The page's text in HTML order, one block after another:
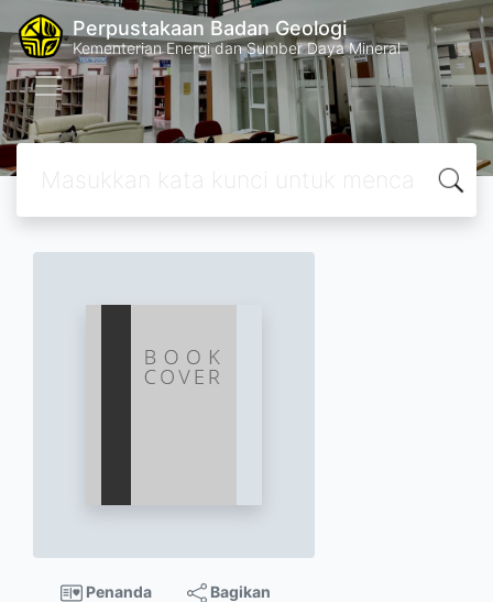
Perpustakaan Badan Geologi
Kementerian Energi dan Sumber Daya Mineral
Penanda Bagikan